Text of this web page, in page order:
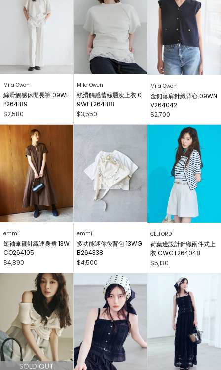
Mila Owen
絲滑觸感休閒長褲 09WF
P264189
$2,580
Mila Owen
絲滑觸感蕾絲層次上衣 0
9WFT264188
$3,550
Mila Owen
金釦落肩針織背心 09WN
V264042
$2,700
emmi
短袖傘襬針織連身裙 13W
CO264105
$4,890
emmi
多功能迷你後背包 13WG
B264338
$4,500
CELFORD
荷葉邊設計針織兩件式上
衣 CWCT264048
$5,130